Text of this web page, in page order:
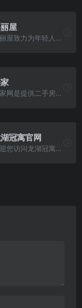
屋
美丽屋致力为年轻人打造理想租房生活。美丽屋向租户提供：续租免押金、转租无违约、灵活支付、入住深度保洁、1客1锁等优质服务体系。租住无忧，品质生活。
链家网是提供二手房买卖、新房、租房、房价查询等业务的专业房产网站，可为您买卖北京二手房提供帮助,链家网北京站同时具有二手房、租房及购房问答和百科等频道,还可以在线查询二手房价格.买房卖房上链家网,让房产交易不再难.
冠寓官网
欢迎您访问龙湖冠寓官网,龙湖冠寓租赁住房是龙湖集团面向新世代人群租住生活形态及消费升级需求推出的集中式长租公寓品牌,为您提供长租公寓出租、酒店式公寓 等信息.